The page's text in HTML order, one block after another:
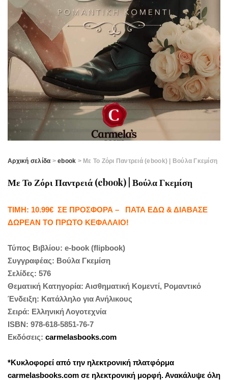
Αρχική σελίδα >ebook > Με Το Ζόρι Παντρειά (ebook) | Βούλα Γκεμίση
Με Το Ζόρι Παντρειά (ebook) | Βούλα Γκεμίση
ΤΙΜΗ: 10.99€ ΣΕ ΠΡΟΣΦΟΡΑ – ΠΑΤΑ ΕΔΩ & ΔΙΑΒΑΣΕ
ΔΩΡΕΑΝ ΤΟ ΠΡΩΤΟ ΚΕΦΑΛΑΙΟ!
Τύπος Βιβλίου: e-book (flipbook)
Συγγραφέας: Βούλα Γκεμίση
Σελίδες: 576
Θεματική Κατηγορία: Αισθηματική Κομεντί, Ρομαντικό
Ένδειξη: Κατάλληλο για Ανήλικους
Σειρά: Ελληνική Λογοτεχνία
ISBN: 978-618-5851-76-7
Εκδόσεις: carmelasbooks.com
*Κυκλοφορεί από την ηλεκτρονική πλατφόρμα
carmelasbooks.com σε ηλεκτρονική μορφή.Ανακάλυψε όλη